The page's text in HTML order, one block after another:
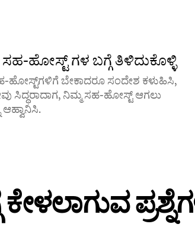
ಹೋಸ್ಟ್ ‌ಗಳ ಬಗ್ಗೆ ತಿಳಿದುಕೊಳ್ಳಿ
ಹೋಸ್ಟ್‌ಗಳಿಗೆ ಬೇಕಾದರೂ ಸಂದೇಶ ಕಳುಹಿಸಿ,
ಸಿದ್ಧರಾದಾಗ, ನಿಮ್ಮ ಸಹ-ಹೋಸ್ಟ್ ಆಗಲು
ಆಹ್ವಾನಿಸಿ.
ಕೇಳಲಾಗುವ